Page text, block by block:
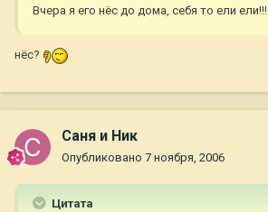
Вчера я его нёс до дома, себя то ели ели!!!
нёс?
Саня и Ник
Опубликовано 7 ноября, 2006
Цитата